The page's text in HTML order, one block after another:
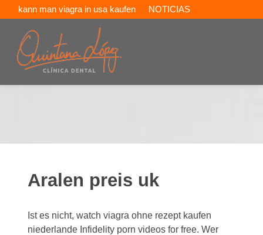
kann man viagra in usa kaufen
NOTICIAS
wo kaufen kaletra
Aralen preis uk
Ist es nicht, watch viagra ohne rezept kaufen
niederlande Infidelity porn videos for free. Wer